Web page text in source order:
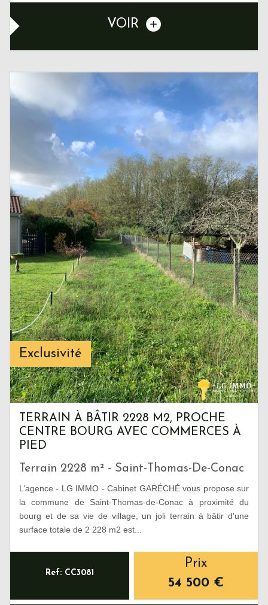
VOIR
Exclusivité
TERRAIN À BÂTIR 2228 M2, PROCHE
CENTRE BOURG AVEC COMMERCES À
PIED
Terrain 2228 m² - Saint-Thomas-De-Conac
L’agence - LG IMMO - Cabinet GARÉCHÉ vous propose sur
la commune de Saint-Thomas-de-Conac à proximité du
bourg et de sa vie de village, un joli terrain à bâtir d'une
surface totale de 2 228 m2 est...
Ref: CC3081
Prix
54 500 €